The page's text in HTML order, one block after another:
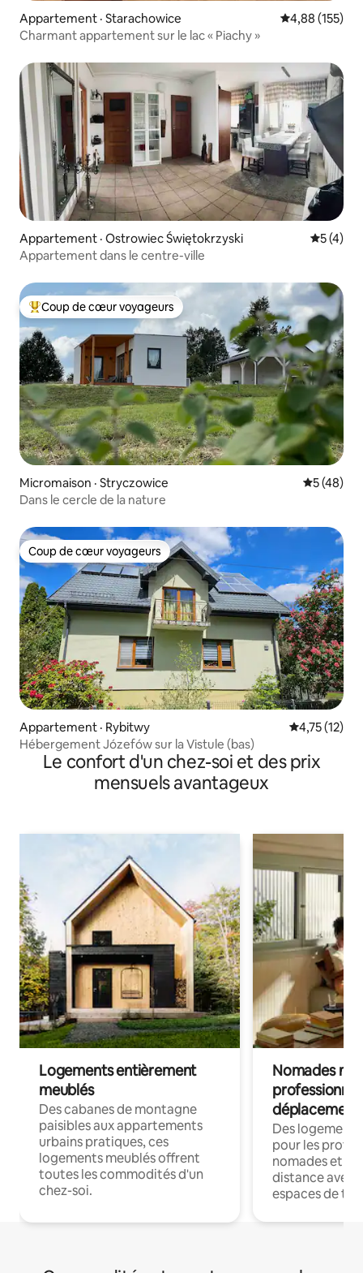
Appartement · Starachowice Note
4,88 (155)
Charmant appartement sur le lac « Piachy »
Appartement · Ostrowiec Świętokrzyski Note
5 (4)
Appartement dans le centre-ville
Coup de cœur voyageurs parmi les plus aimés
Coup de cœur voyageurs
Micromaison · Stryczowice Note
5 (48)
Dans le cercle de la nature
Coup de cœur voyageurs
Coup de cœur voyageurs
Appartement · Rybitwy Note
4,75 (12)
Hébergement Józefów sur la Vistule (bas)
Le confort d'un chez-soi et des prix
mensuels avantageux
Logements entièrement
meublés
Des cabanes de montagne
paisibles aux appartements
urbains pratiques, ces
logements meublés offrent
toutes les commodités d'un
chez-soi.
Nomades
déplacement
Des
pour les
nomades et
distance avec
espaces de